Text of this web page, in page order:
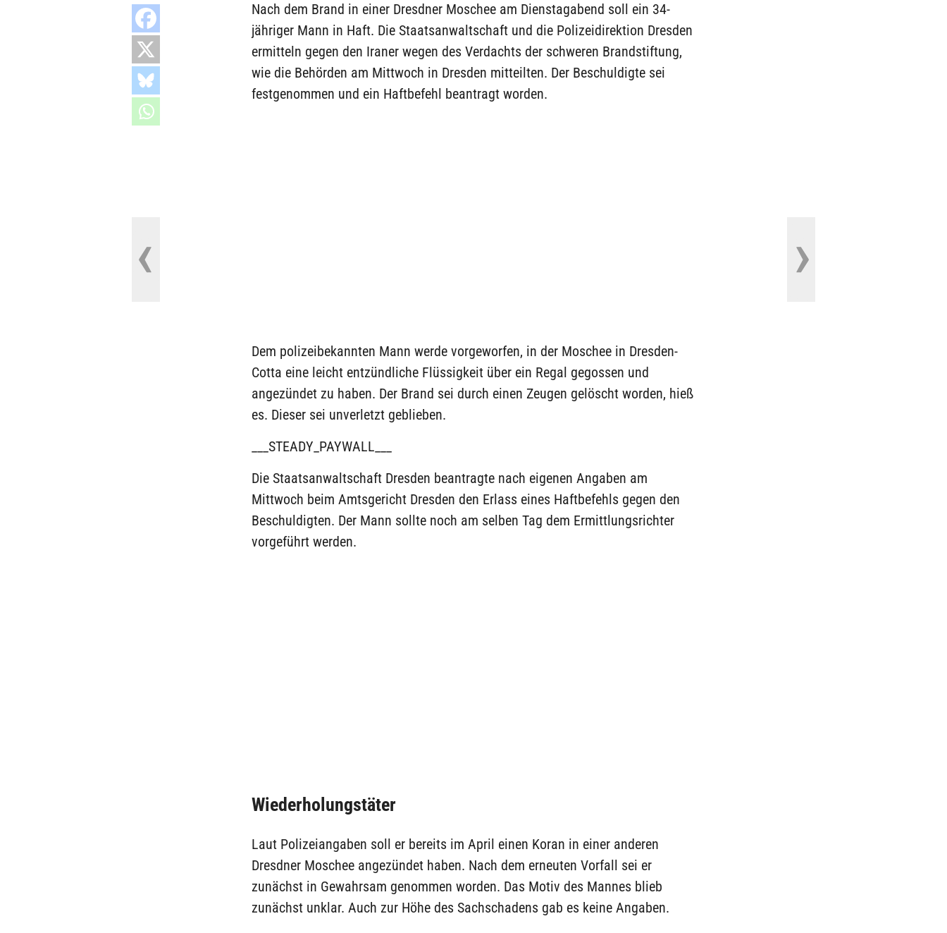
Nach dem Brand in einer Dresdner Moschee am Dienstagabend soll ein 34-
jähriger Mann in Haft. Die Staatsanwaltschaft und die Polizeidirektion Dresden
ermitteln gegen den Iraner wegen des Verdachts der schweren Brandstiftung,
wie die Behörden am Mittwoch in Dresden mitteilten. Der Beschuldigte sei
festgenommen und ein Haftbefehl beantragt worden.
Dem polizeibekannten Mann werde vorgeworfen, in der Moschee in Dresden-
Cotta eine leicht entzündliche Flüssigkeit über ein Regal gegossen und
angezündet zu haben. Der Brand sei durch einen Zeugen gelöscht worden, hieß
es. Dieser sei unverletzt geblieben.
___STEADY_PAYWALL___
Die Staatsanwaltschaft Dresden beantragte nach eigenen Angaben am
Mittwoch beim Amtsgericht Dresden den Erlass eines Haftbefehls gegen den
Beschuldigten. Der Mann sollte noch am selben Tag dem Ermittlungsrichter
vorgeführt werden.
Wiederholungstäter
Laut Polizeiangaben soll er bereits im April einen Koran in einer anderen
Dresdner Moschee angezündet haben. Nach dem erneuten Vorfall sei er
zunächst in Gewahrsam genommen worden. Das Motiv des Mannes blieb
zunächst unklar. Auch zur Höhe des Sachschadens gab es keine Angaben.